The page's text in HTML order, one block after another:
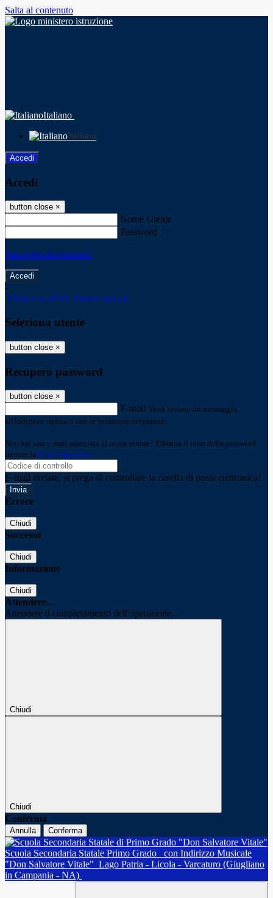
Salta al contenuto
Italiano
Italiano
Accedi
Accedi
button close ×
Nome Utente
Password
Password dimenticata?
-
Entra con SPID Entra con CIE
Seleziona utente
button close ×
Recupero password
button close ×
E-mail Verrà inviato un messaggio
all'indirizzo indicato con le istruzioni necessarie.
Non hai una e-mail associata al nome utente? Effettua il reset della password
tramite la Login Spaggiari
E-mail inviata, si prega di controllare la casella di posta elettronica!
Errore
Chiudi
Successo
Chiudi
Informazione
Chiudi
Attendere...
Attendere il completamento dell'operazione...
Chiudi
Chiudi
Conferma
Annulla Conferma
Scuola Secondaria Statale Primo Grado
con Indirizzo Musicale
"Don Salvatore Vitale" Lago Patria - Licola - Varcaturo (Giugliano
in Campania - NA)